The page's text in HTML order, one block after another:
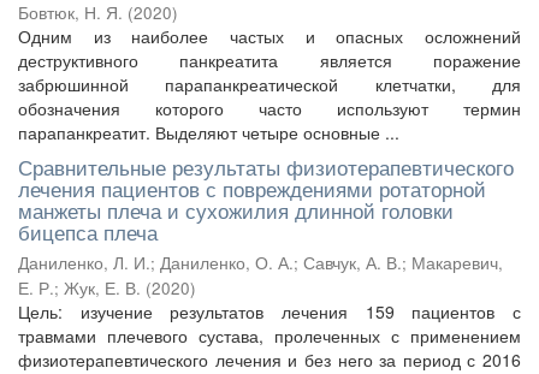
Бовтюк, Н. Я. (2020)
Одним из наиболее частых и опасных осложнений
деструктивного панкреатита является поражение
забрюшинной парапанкреатической клетчатки, для
обозначения которого часто используют термин
парапанкреатит. Выделяют четыре основные ...
Сравнительные результаты физиотерапевтического
лечения пациентов с повреждениями ротаторной
манжеты плеча и сухожилия длинной головки
бицепса плеча
Даниленко, Л. И.; Даниленко, О. А.; Савчук, А. В.; Макаревич,
Е. Р.; Жук, Е. В. (2020)
Цель: изучение результатов лечения 159 пациентов с
травмами плечевого сустава, пролеченных с применением
физиотерапевтического лечения и без него за период с 2016